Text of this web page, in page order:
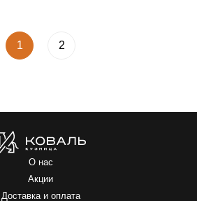
1 2
О нас
Акции
Доставка и оплата